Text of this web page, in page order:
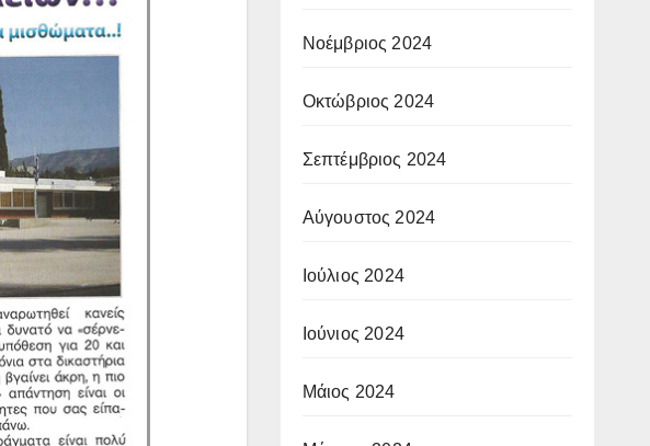
Νοέμβριος 2024
Οκτώβριος 2024
Σεπτέμβριος 2024
Αύγουστος 2024
Ιούλιος 2024
Ιούνιος 2024
Μάιος 2024